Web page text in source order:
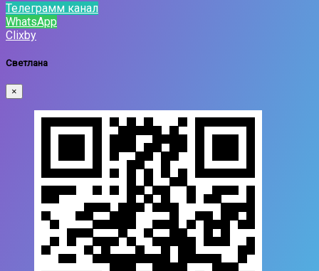
Телеграмм канал
WhatsApp
Clixby
Светлана
×